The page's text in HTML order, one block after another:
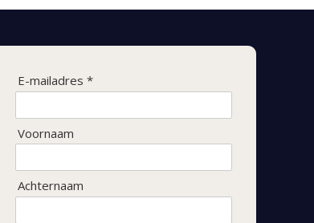
E-mailadres *
Voornaam
Achternaam